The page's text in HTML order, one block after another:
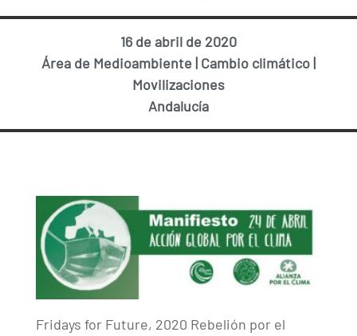
16 de abril de 2020
Área de Medioambiente | Cambio climático |
Movilizaciones
Andalucía
Fridays for Future, 2020 Rebelión por el